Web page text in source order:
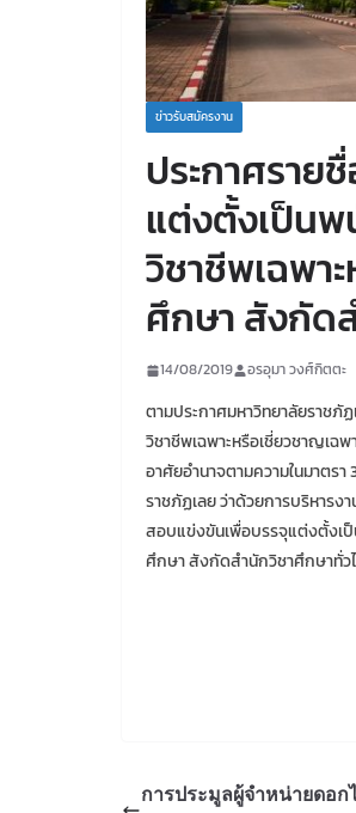
ข่าวรับสมัครงาน
ประกาศราย
แต่งตั้งเป็นพ
วิชาชีพเฉพา
ศึกษา สังกัด
14/08/2019 อรอุมา วงศ์กิตตะ
ตามประกาศมหาวิทยาลัยราช
วิชาชีพเฉพาะหรือเชี่ยวชาญเฉ
อาศัยอำนาจตามความในมาตร
ราชภัฏเลย ว่าด้วยการบริหาร
สอบแข่งขันเพื่อบรรจุแต่งตั้งเป็
ศึกษา สังกัดสำนักวิชาศึกษาทั่ว
การประมูลผู้จำหน่ายดอ